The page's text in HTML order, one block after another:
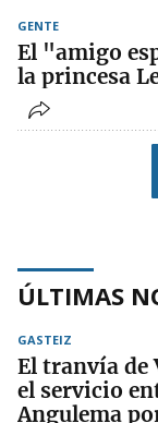
GENTE
El "amigo
la princesa
ÚLTIMAS
GASTEIZ
El tranvía de
el servicio
Angulema